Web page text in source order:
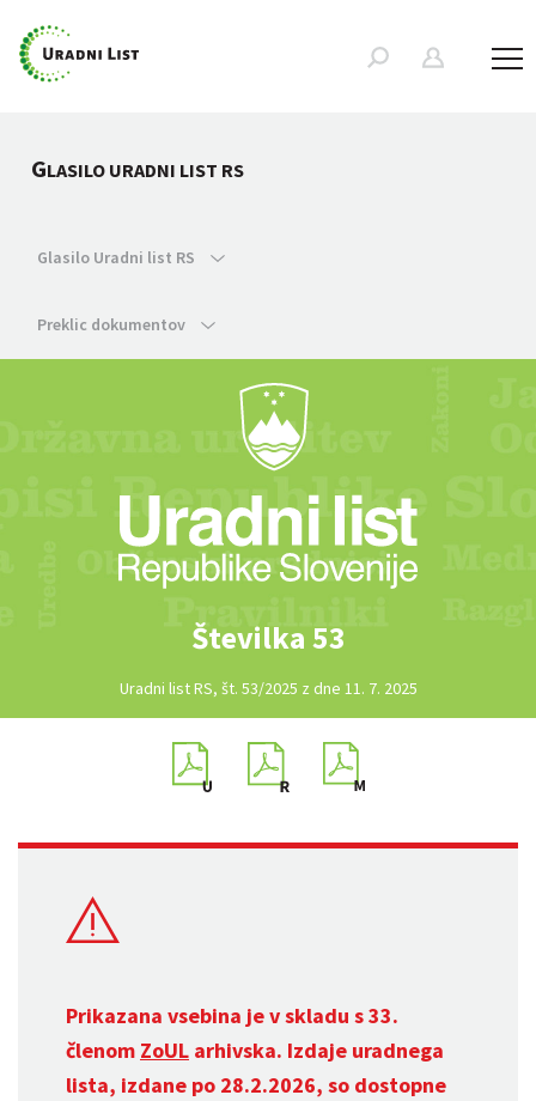
GLASILO URADNI LIST RS
Glasilo Uradni list RS
Preklic dokumentov
Številka 53
Uradni list RS, št. 53/2025 z dne 11. 7. 2025
Prikazana vsebina je v skladu s 33.
členom ZoUL arhivska. Izdaje uradnega
lista, izdane po 28.2.2026, so dostopne